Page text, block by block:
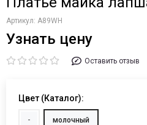
Артикул: A89WH
Узнать цену
Оставить отзыв
Цвет (Каталог):
- молочный